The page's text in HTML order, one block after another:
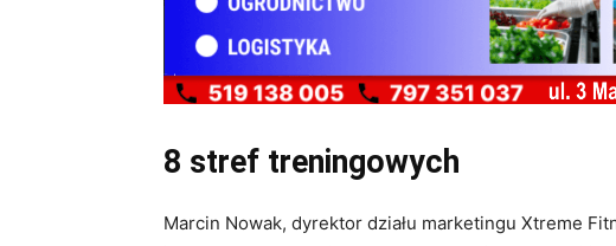
8 stref treningowych
Marcin Nowak, dyrektor działu marketingu Xtreme